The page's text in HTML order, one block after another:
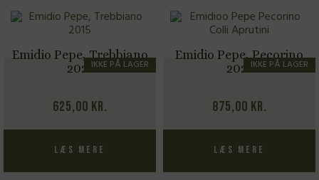
IKKE PÅ LAGER
Emidio Pepe, Trebbiano
2021
625,00 kr.
Læs mere
IKKE PÅ LAGER
Emidio Pepe, Pecorino
2021
875,00 kr.
Læs mere